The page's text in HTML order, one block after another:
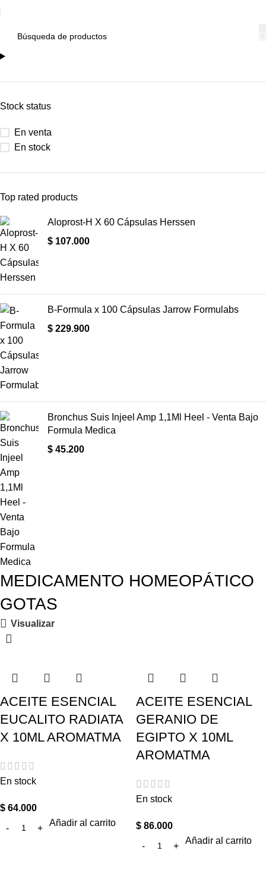
Stock status
En venta
En stock
Top rated products
Aloprost-H X 60 Cápsulas Herssen
$ 107.000
B-Formula x 100 Cápsulas Jarrow Formulabs
$ 229.900
Bronchus Suis Injeel Amp 1,1Ml Heel - Venta Bajo
Formula Medica
$ 45.200
MEDICAMENTO HOMEOPÁTICO
GOTAS
Visualizar
ACEITE ESENCIAL
EUCALITO RADIATA
X 10ML AROMATMA
En stock
$ 64.000
Añadir al carrito
ACEITE ESENCIAL
GERANIO DE
EGIPTO X 10ML
AROMATMA
En stock
$ 86.000
Añadir al carrito